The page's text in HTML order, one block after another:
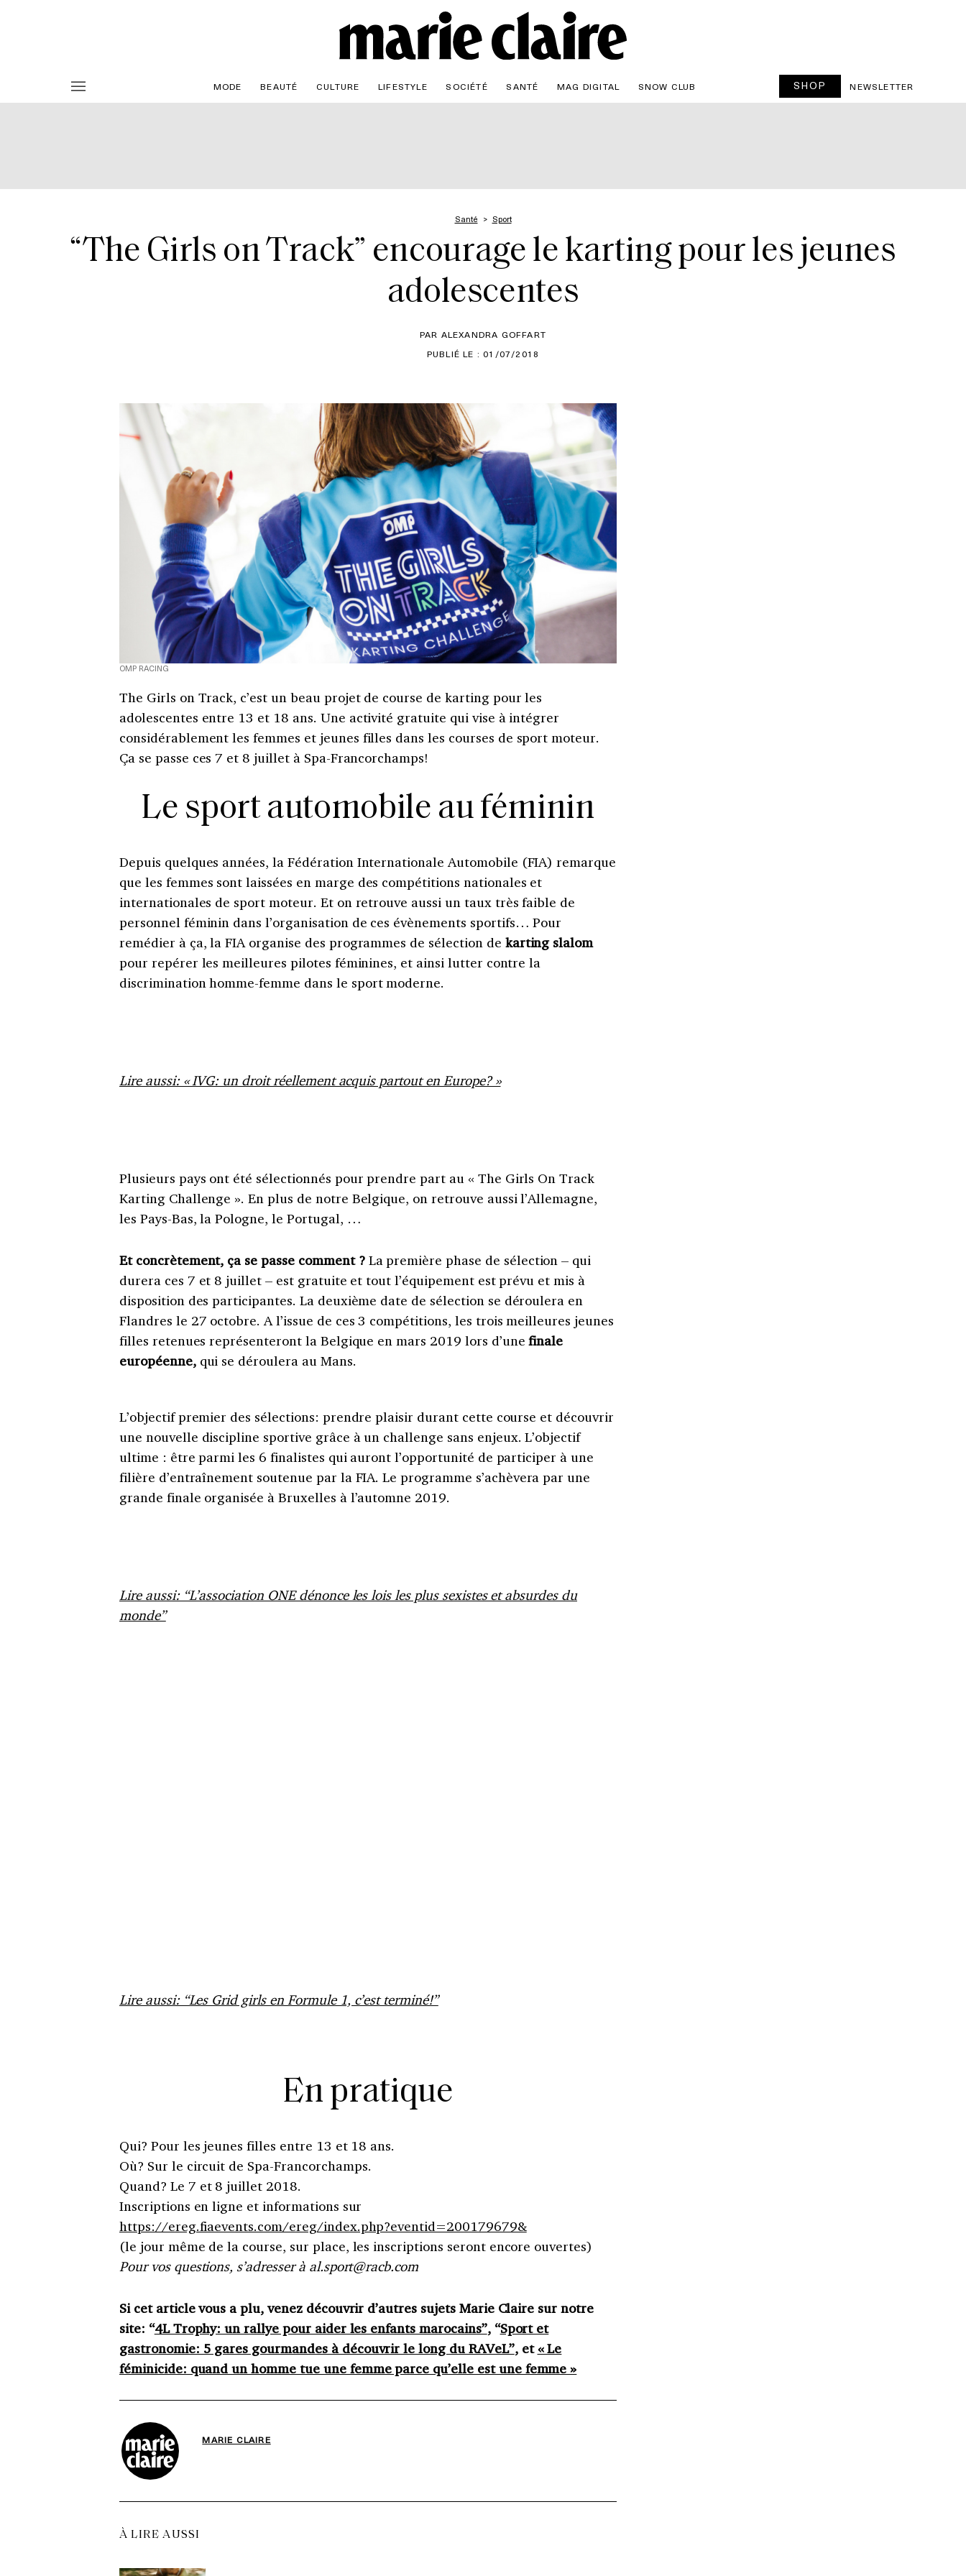
MODE BEAUTÉ CULTURE LIFESTYLE SOCIÉTÉ SANTÉ MAG DIGITAL SNOW CLUB SHOP NEWSLETTER
Santé Sport
“The Girls on Track” encourage le karting pour les jeunes
adolescentes
PAR ALEXANDRA GOFFART
PUBLIÉ LE : 01/07/2018
OMP RACING
The Girls on Track, c’est un beau projet de course de karting pour les
adolescentes entre 13 et 18 ans. Une activité gratuite qui vise à intégrer
considérablement les femmes et jeunes filles dans les courses de sport moteur.
Ça se passe ces 7 et 8 juillet à Spa-Francorchamps!
Le sport automobile au féminin
Depuis quelques années, la Fédération Internationale Automobile (FIA) remarque
que les femmes sont laissées en marge des compétitions nationales et
internationales de sport moteur. Et on retrouve aussi un taux très faible de
personnel féminin dans l’organisation de ces évènements sportifs… Pour
remédier à ça, la FIA organise des programmes de sélection de karting slalom
pour repérer les meilleures pilotes féminines, et ainsi lutter contre la
discrimination homme-femme dans le sport moderne.
Lire aussi: « IVG: un droit réellement acquis partout en Europe? »
Plusieurs pays ont été sélectionnés pour prendre part au « The Girls On Track
Karting Challenge ». En plus de notre Belgique, on retrouve aussi l’Allemagne,
les Pays-Bas, la Pologne, le Portugal, …
Et concrètement, ça se passe comment ? La première phase de sélection – qui
durera ces 7 et 8 juillet – est gratuite et tout l’équipement est prévu et mis à
disposition des participantes. La deuxième date de sélection se déroulera en
Flandres le 27 octobre. A l’issue de ces 3 compétitions, les trois meilleures jeunes
filles retenues représenteront la Belgique en mars 2019 lors d’unefinale
européenne,qui se déroulera au Mans.
L’objectif premier des sélections: prendre plaisir durant cette course et découvrir
une nouvelle discipline sportive grâce à un challenge sans enjeux. L’objectif
ultime : être parmi les 6 finalistes qui auront l’opportunité de participer à une
filière d’entraînement soutenue par la FIA. Le programme s’achèvera par une
grande finale organisée à Bruxelles à l’automne 2019.
Lire aussi: “L’association ONE dénonce les lois les plus sexistes et absurdes du
monde”
Lire aussi: “Les Grid girls en Formule 1, c’est terminé!”
En pratique
Qui? Pour les jeunes filles entre 13 et 18 ans.
Où? Sur le circuit de Spa-Francorchamps.
Quand? Le 7 et 8 juillet 2018.
Inscriptions en ligne et informations sur
https://ereg.fiaevents.com/ereg/index.php?eventid=200179679&
(le jour même de la course, sur place, les inscriptions seront encore ouvertes)
Pour vos questions, s’adresser à al.sport@racb.com
Si cet article vous a plu, venez découvrir d’autres sujets Marie Claire sur notre
site: “4L Trophy: un rallye pour aider les enfants marocains”, “Sport et
gastronomie: 5 gares gourmandes à découvrir le long du RAVeL”, et « Le
féminicide: quand un homme tue une femme parce qu’elle est une femme »
MARIE CLAIRE
À LIRE AUSSI